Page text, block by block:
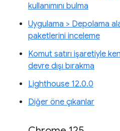
kullanımını bulma
Uygulama > Depolama
paketlerini inceleme
Komut satırı işaretiyle
devre dışı bırakma
Lighthouse 12.0.0
Diğer öne çıkanlar